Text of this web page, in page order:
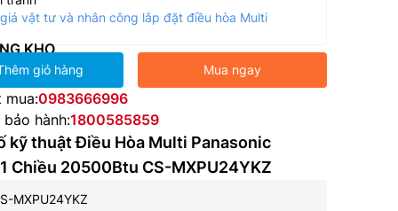
vật tư và nhân công lắp đặt điều hòa Multi
KHO
giỏ hàng Mua ngay
mua:0983666996
hành:1800585859
kỹ thuật Điều Hòa Multi Panasonic
Chiều 20500Btu CS-MXPU24YKZ
MXPU24YKZ